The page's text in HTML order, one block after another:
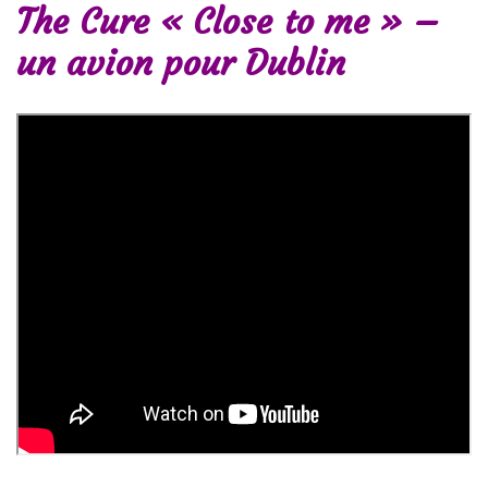
The Cure « Close to me » –
un avion pour Dublin